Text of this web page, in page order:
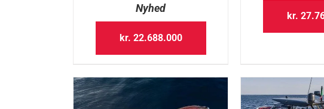
Nyhed
kr. 22.688.000
kr.